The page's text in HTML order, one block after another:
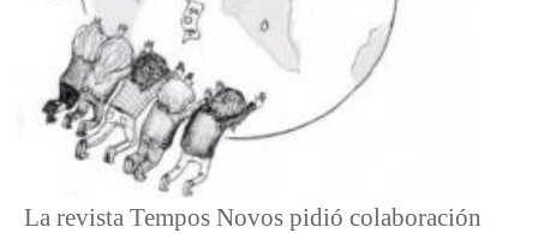
La revista Tempos Novos pidió colaboración